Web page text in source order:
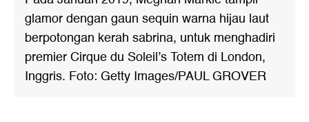
glamor dengan gaun sequin warna hijau laut
berpotongan kerah sabrina, untuk menghadiri
premier Cirque du Soleil’s Totem di London,
Inggris. Foto: Getty Images/PAUL GROVER